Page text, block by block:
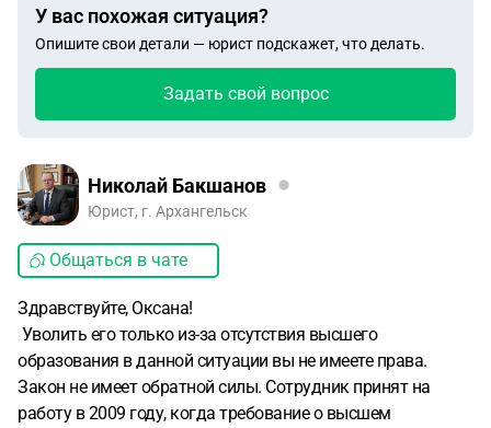
У вас похожая ситуация?
Опишите свои детали — юрист подскажет, что делать.
Задать свой вопрос
Николай Бакшанов
Юрист, г. Архангельск
Общаться в чате
Здравствуйте, Оксана!
Уволить его только из-за отсутствия высшего
образования в данной ситуации вы не имеете права.
Закон не имеет обратной силы. Сотрудник принят на
работу в 2009 году, когда требование о высшем